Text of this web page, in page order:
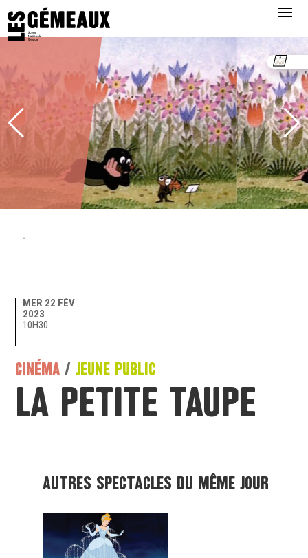
-
MER 22 FÉV
2023
10H30
CINÉMA /JEUNE PUBLIC
La petite taupe
Autres spectacles du même jour